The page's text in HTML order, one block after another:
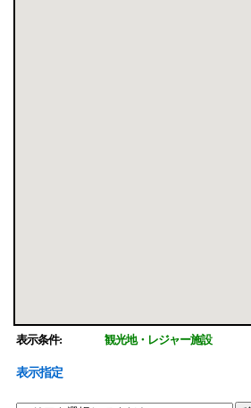
表示条件: 観光地・レジャー施設
表示指定